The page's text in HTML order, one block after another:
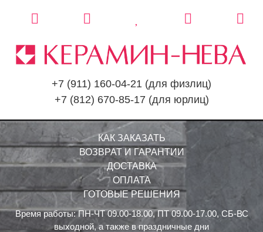
+7 (911) 160-04-21 (для физлиц)
+7 (812) 670-85-17 (для юрлиц)
КАК ЗАКАЗАТЬ
ВОЗВРАТ И ГАРАНТИИ
ДОСТАВКА
ОПЛАТА
ГОТОВЫЕ РЕШЕНИЯ
Время работы: ПН-ЧТ 09.00-18.00, ПТ 09.00-17.00, СБ-ВС
выходной, а также в праздничные дни